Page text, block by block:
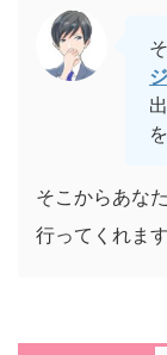
そこからあな
行ってくれま